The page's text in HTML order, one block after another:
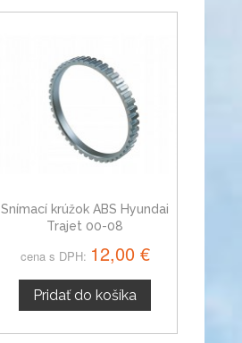
Snímací krúžok ABS Hyundai
Trajet 00-08
cena s DPH: 12,00 €
Pridať do košíka